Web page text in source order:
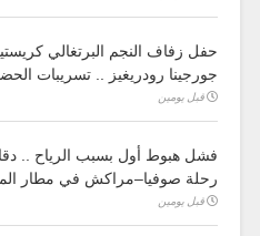
حفل زفاف النجم البرتغالي
جورجينا رودريغيز .. تسريبات
قبل يومين
فشل هبوط أول بسبب الرياح ..
رحلة صوفيا–مراكش في مطار
قبل يومين